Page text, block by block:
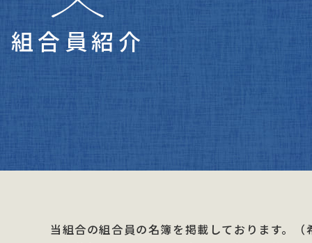
組合員紹介
当組合の組合員の名簿を掲載しております。（